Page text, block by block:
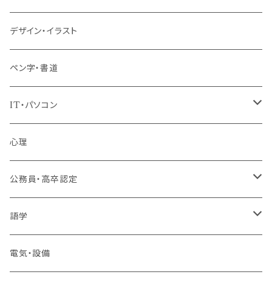
パッケージプラン
デザイン・イラスト
ペン字・書道
IT・パソコン
MOS（ﾏｲｸﾛｿﾌﾄｵﾌｨｽｽﾍﾟｼｬﾘｽﾄ）講座
プログラミング・Web制作入門講座
1コース受講
2コースまとめて受講
その他 IT・パソコン
心理
公務員・高卒認定
高卒認定講座
大卒公務員受験対策講座
語学
TOEIC®L&Rテスト対策講座
電気・設備